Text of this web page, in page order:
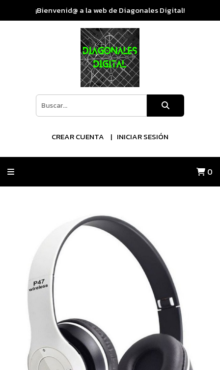
¡Bienvenid@ a la web de Diagonales Digital!
CREAR CUENTA INICIAR SESIÓN
0